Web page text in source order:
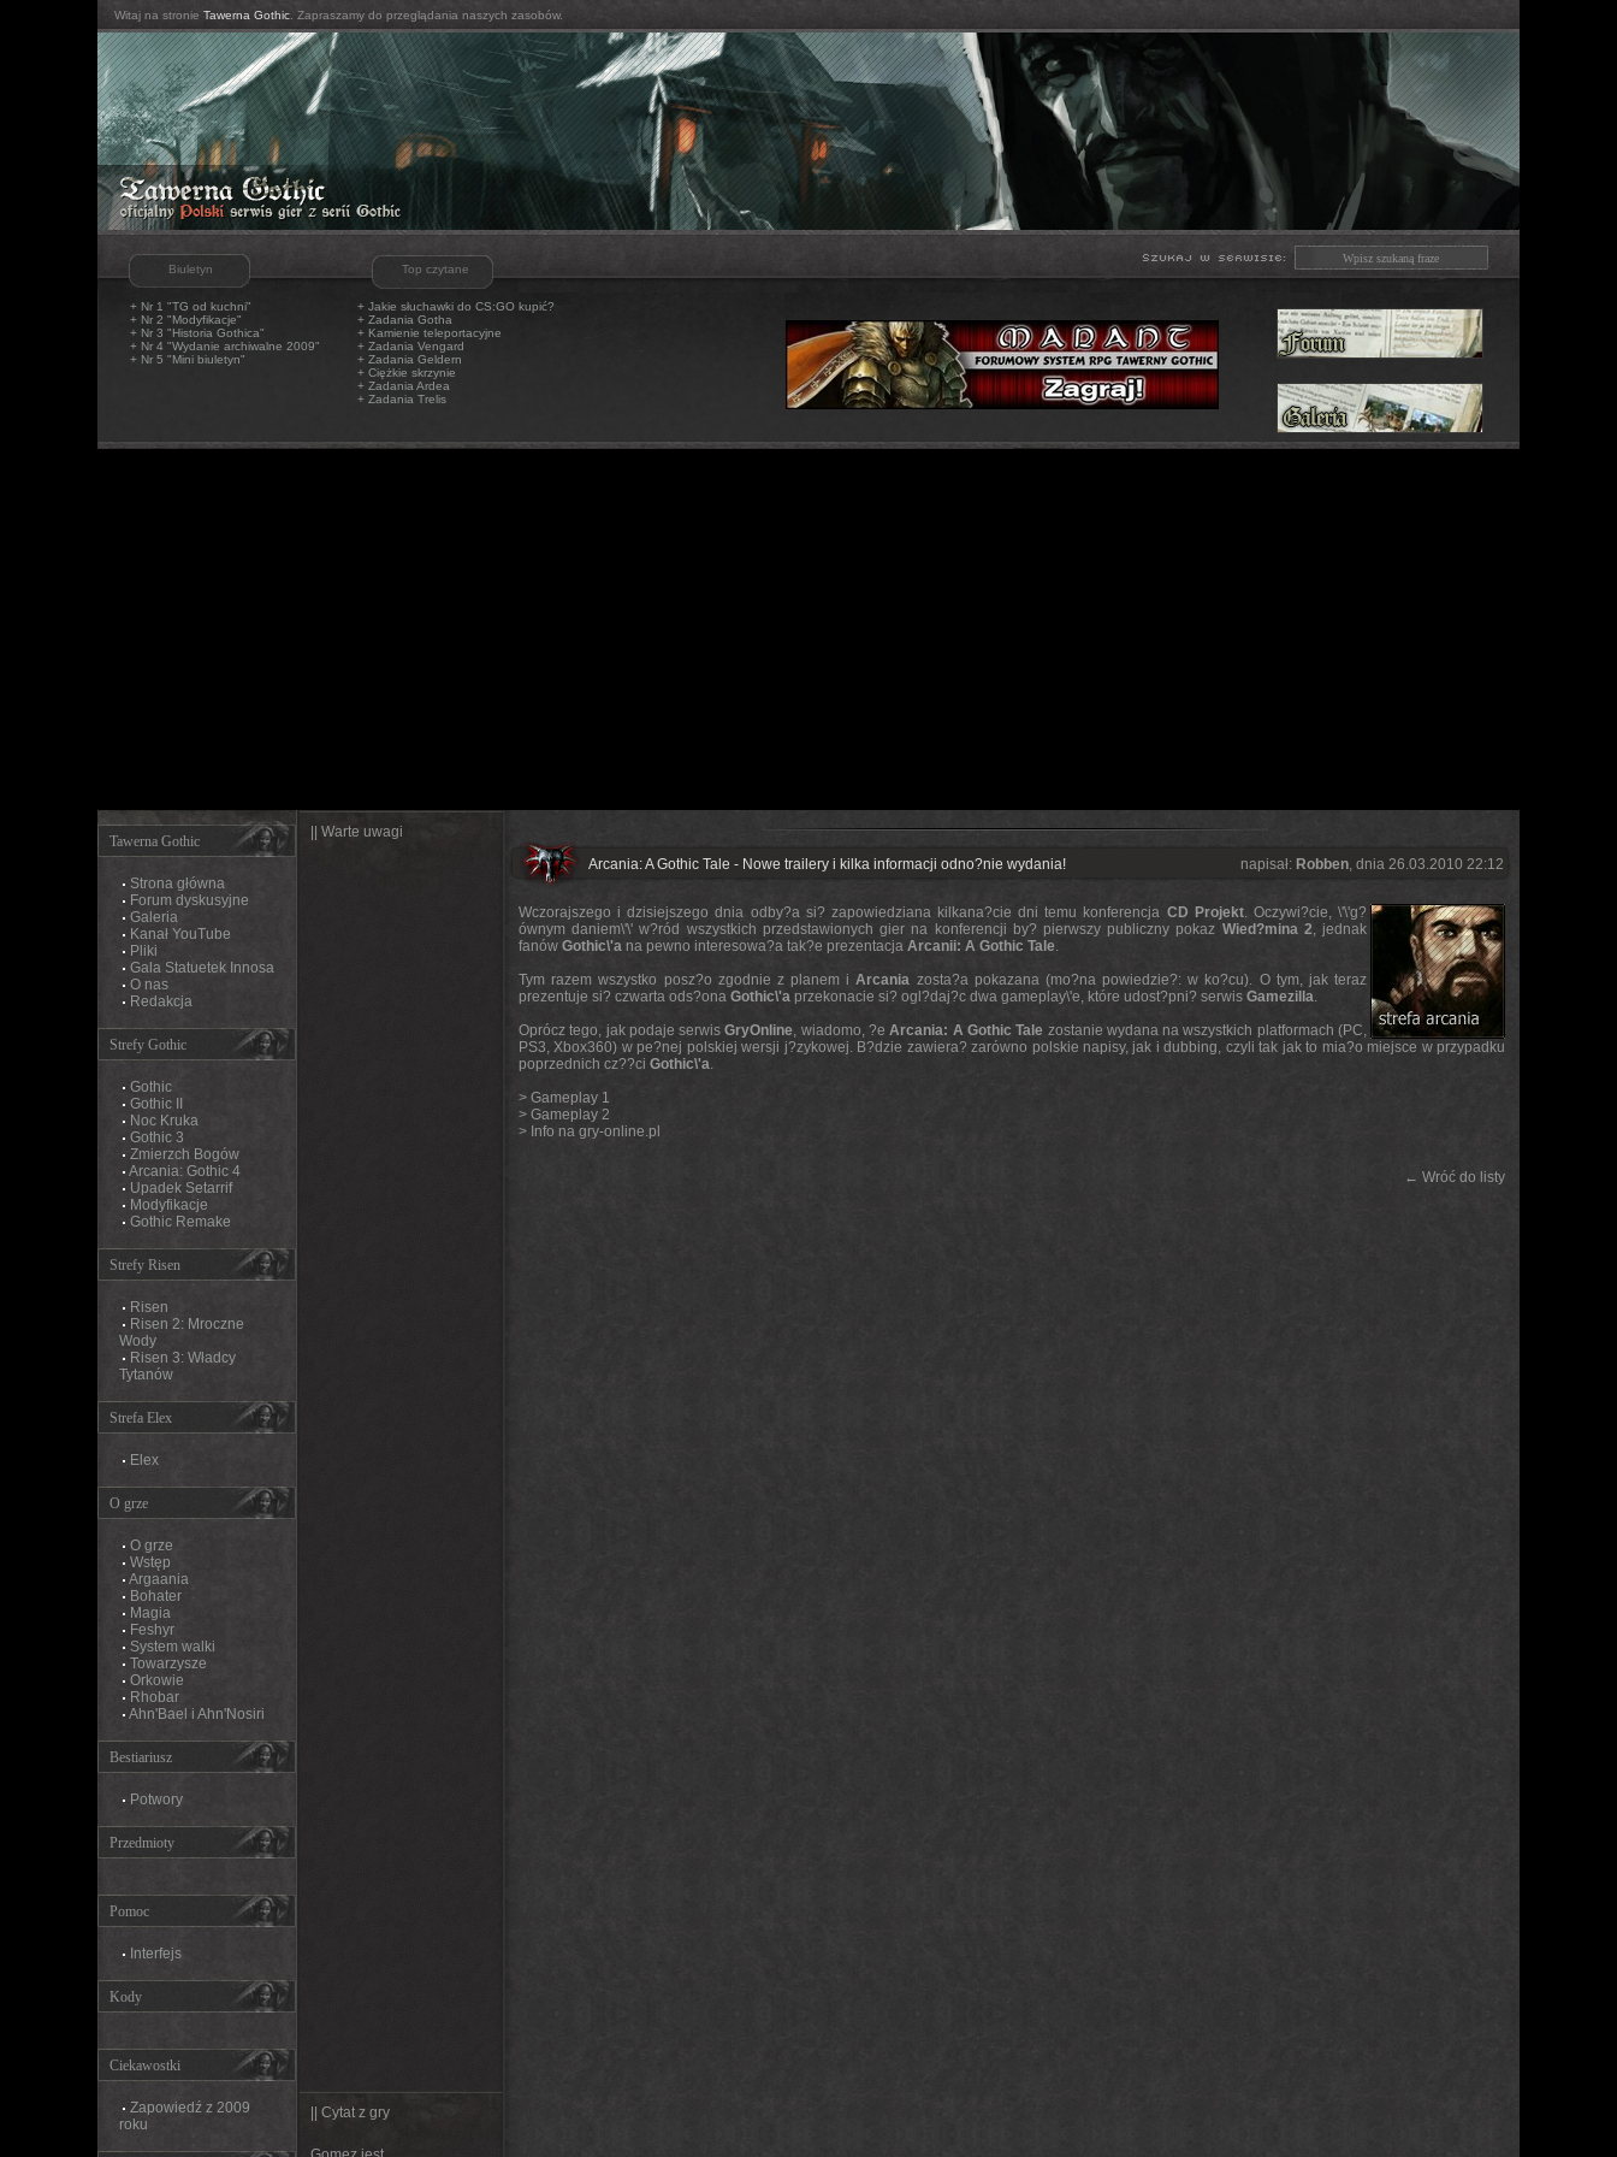
Witaj na stronie Tawerna Gothic . Zapraszamy do przeglądania naszych zasobów.
Biuletyn Top czytane
+ Nr 1 "TG od kuchni"
+ Nr 2 "Modyfikacje"
+ Nr 3 "Historia Gothica"
+ Nr 4 "Wydanie archiwalne 2009"
+ Nr 5 "Mini biuletyn"
+ Jakie słuchawki do CS:GO kupić?
+ Zadania Gotha
+ Kamienie teleportacyjne
+ Zadania Vengard
+ Zadania Geldern
+ Ciężkie skrzynie
+ Zadania Ardea
+ Zadania Trelis
Tawerna Gothic
Strona główna
Forum dyskusyjne
Galeria
Kanał YouTube
Pliki
Gala Statuetek Innosa
O nas
Redakcja
Strefy Gothic
Gothic
Gothic II
Noc Kruka
Gothic 3
Zmierzch Bogów
Arcania: Gothic 4
Upadek Setarrif
Modyfikacje
Gothic Remake
Strefy Risen
Risen
Risen 2: Mroczne
Wody
Risen 3: Władcy
Tytanów
Strefa Elex
Elex
O grze
O grze
Wstęp
Argaania
Bohater
Magia
Feshyr
System walki
Towarzysze
Orkowie
Rhobar
Ahn'Bael i Ahn'Nosiri
Bestiariusz
Potwory
Przedmioty
Pomoc
Interfejs
Kody
Ciekawostki
Zapowiedź z 2009
roku
|| Warte uwagi
|| Cytat z gry
Arcania: A Gothic Tale - Nowe trailery i kilka informacji odno?nie wydania! napisał: Robben, dnia 26.03.2010 22:12
Wczorajszego i dzisiejszego dnia odby?a si? zapowiedziana kilkana?cie dni temu konferencja CD Projekt. Oczywi?cie, \'\'g?
ównym daniem\'\' w?ród wszystkich przedstawionych gier na konferencji by? pierwszy publiczny pokaz Wied?mina 2, jednak
fanów Gothic\'a na pewno interesowa?a tak?e prezentacja Arcanii: A Gothic Tale.
Tym razem wszystko posz?o zgodnie z planem iArcania zosta?a pokazana (mo?na powiedzie?: w ko?cu). O tym, jak teraz
prezentuje si? czwarta ods?ona Gothic\'a przekonacie si? ogl?daj?c dwa gameplay\'e, które udost?pni? serwis Gamezilla.
Oprócz tego, jak podaje serwisGryOnline, wiadomo, ?eArcania: A Gothic Tale zostanie wydana na wszystkich platformach (PC,
PS3, Xbox360) w pe?nej polskiej wersji j?zykowej. B?dzie zawiera? zarówno polskie napisy, jak i dubbing, czyli tak jak to mia?o miejsce w przypadku
poprzednich cz??ci Gothic\'a.
> Gameplay 1
> Gameplay 2
> Info na gry-online.pl
← Wróć do listy